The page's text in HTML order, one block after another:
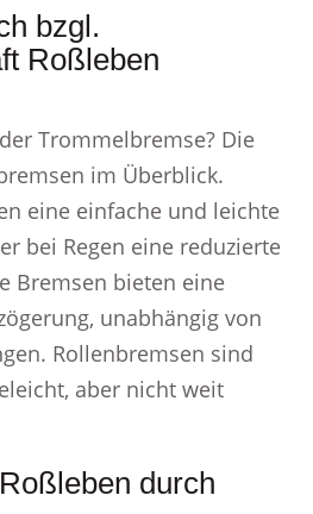
bzgl.
Roßleben
Trommelbremse? Die
im Überblick.
eine einfache und leichte
bei Regen eine reduzierte
Bremsen bieten eine
unabhängig von
Rollenbremsen sind
aber nicht weit
durch